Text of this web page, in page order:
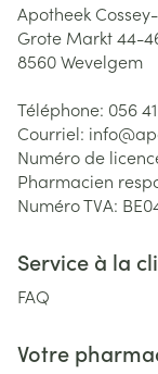
Apotheek
Grote Markt 44-
8560Wevelgem
Téléphone: 056 41
Courriel: info@
Numéro de
Pharmacien
Numéro TVA:
Service à la
FAQ
Votre